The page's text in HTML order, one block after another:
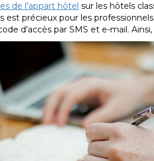
de l'appart hôtel sur les hôtels
est précieux pour les
d'accès par SMS et e-mail.